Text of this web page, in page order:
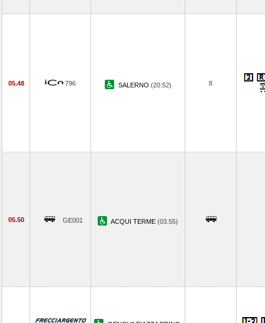
05.48 796 SALERNO (20.52) 8
05.50 GE001 ACQUI TERME (03.55)